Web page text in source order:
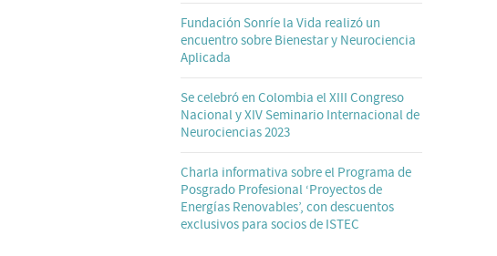
Fundación Sonríe la Vida realizó un
encuentro sobre Bienestar y Neurociencia
Aplicada
Se celebró en Colombia el XIII Congreso
Nacional y XIV Seminario Internacional de
Neurociencias 2023
Charla informativa sobre el Programa de
Posgrado Profesional ‘Proyectos de
Energías Renovables’, con descuentos
exclusivos para socios de ISTEC